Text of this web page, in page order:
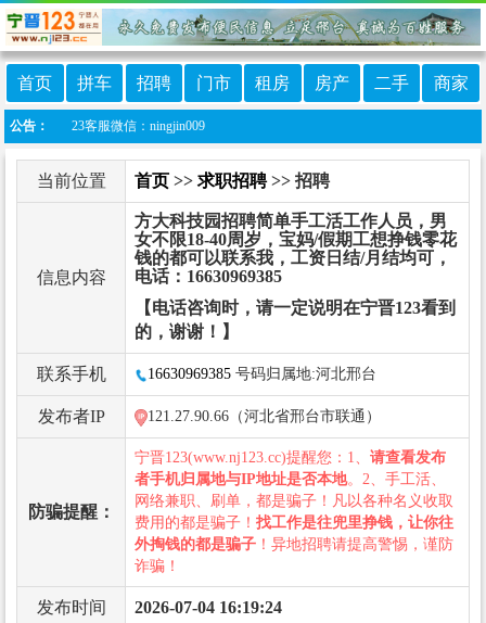
首页 拼车 招聘 门市 租房 房产 二手 商家
公告：
加宁晋123客服微信：ningjin009
当前位置 首页 >> 求职招聘>> 招聘
信息内容
方大科技园招聘简单手工活工作人员，男
女不限18-40周岁，宝妈/假期工想挣钱零花
钱的都可以联系我，工资日结/月结均可，
电话：16630969385
【电话咨询时，请一定说明在宁晋123看到
的，谢谢！】
联系手机 16630969385 号码归属地:河北邢台
发布者IP 121.27.90.66（河北省邢台市联通）
防骗提醒：
宁晋123(www.nj123.cc)提醒您：1、 请查看发布
者手机归属地与IP地址是否本地。2、手工活、
网络兼职、刷单，都是骗子！凡以各种名义收取
费用的都是骗子！ 找工作是往兜里挣钱，让你往
外掏钱的都是骗子 ！异地招聘请提高警惕，谨防
诈骗！
发布时间 2026-07-04 16:19:24